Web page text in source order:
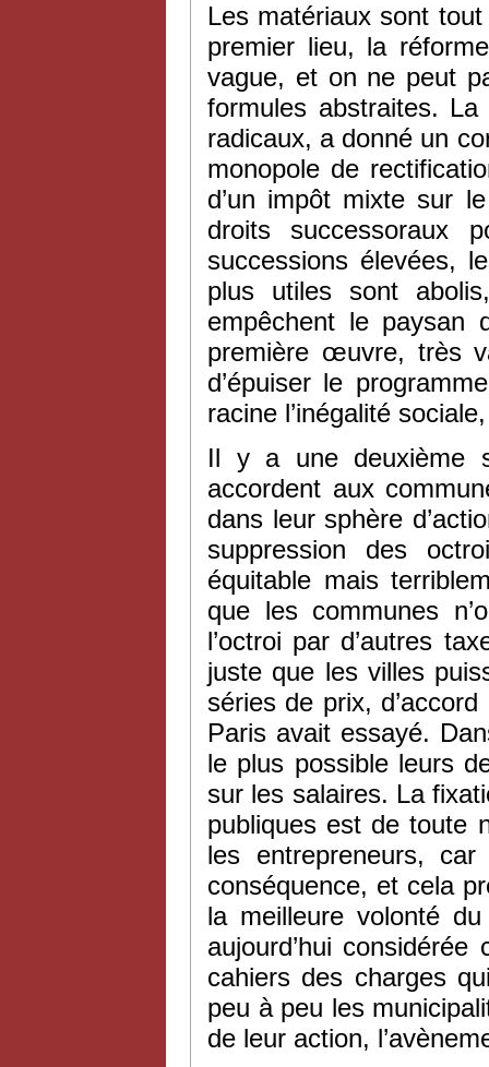
Les matériaux sont
premier lieu, la
vague, et on ne peut
formules abstraites.
radicaux, a donné un
monopole de
d’un impôt mixte sur
droits successoraux
successions élevées,
plus utiles sont
empêchent le paysan
première œuvre, très
d’épuiser le
racine l’inégalité
Il y a une deuxième
accordent aux
dans leur sphère
suppression des
équitable mais
que les communes
l’octroi par d’autres
juste que les villes
séries de prix,
Paris avait essayé.
le plus possible leurs
sur les salaires. La
publiques est de toute
les entrepreneurs,
conséquence, et cela
la meilleure volonté
aujourd’hui
cahiers des charges
peu à peu les
de leur action,